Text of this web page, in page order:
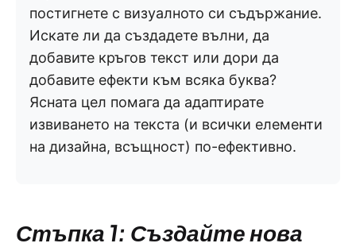
постигнете с визуалното си съдържание.
Искате ли да създадете вълни, да
добавите кръгов текст или дори да
добавите ефекти към всяка буква?
Ясната цел помага да адаптирате
извиването на текста (и всички елементи
на дизайна, всъщност) по-ефективно.
Стъпка 1: Създайте нова